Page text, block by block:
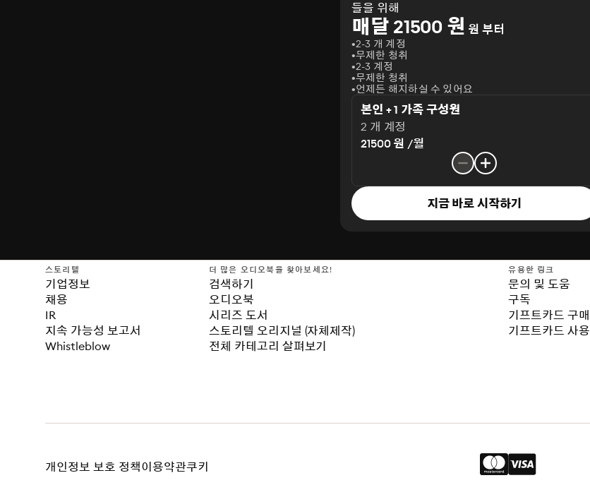
들을 위해
매달 21500 원 원 부터
2-3 개 계정
무제한 청취
2-3 계정
무제한 청취
언제든 해지하실 수 있어요
본인 + 1 가족 구성원
2 개 계정
21500 원 /월
지금 바로 시작하기
스토리텔
기업정보
채용
IR
지속 가능성 보고서
Whistleblow
더 많은 오디오북을 찾아보세요!
검색하기
오디오북
시리즈 도서
스토리텔 오리지널 (자체제작)
전체 카테고리 살펴보기
유용한 링크
문의 및 도움
구독
기프트카드 구매
기프트카드 사용
개인정보 보호 정책이용약관쿠키